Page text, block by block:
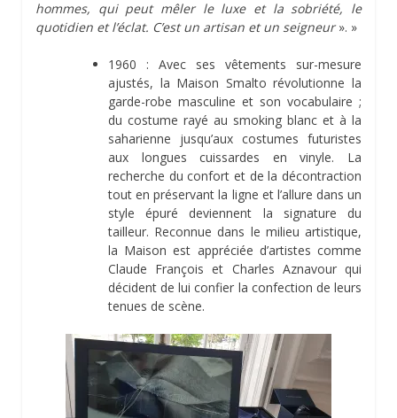
hommes, qui peut mêler le luxe et la sobriété, le
quotidien et l’éclat. C’est un artisan et un seigneur». »
1960 : Avec ses vêtements sur-mesure
ajustés, la Maison Smalto révolutionne la
garde-robe masculine et son vocabulaire ;
du costume rayé au smoking blanc et à la
saharienne jusqu’aux costumes futuristes
aux longues cuissardes en vinyle. La
recherche du confort et de la décontraction
tout en préservant la ligne et l’allure dans un
style épuré deviennent la signature du
tailleur. Reconnue dans le milieu artistique,
la Maison est appréciée d’artistes comme
Claude François et Charles Aznavour qui
décident de lui confier la confection de leurs
tenues de scène.